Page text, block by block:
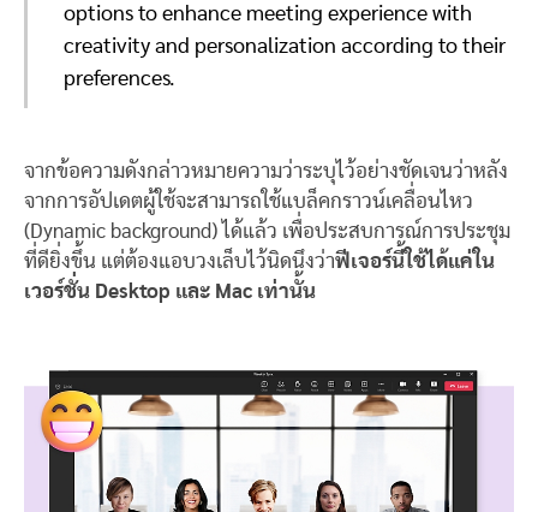
options to enhance meeting experience with
creativity and personalization according to their
preferences.
จากข้อความดังกล่าวหมายความว่าระบุไว้อย่างชัดเจนว่าหลัง
จากการอัปเดตผู้ใช้จะสามารถใช้แบล็คกราวน์เคลื่อนไหว
(Dynamic background) ได้แล้ว เพื่อประสบการณ์การประชุม
ที่ดียิ่งขึ้น แต่ต้องแอบวงเล็บไว้นิดนึงว่าฟีเจอร์นี้ใช้ได้แค่ใน
เวอร์ชั่น Desktop และ Mac เท่านั้น